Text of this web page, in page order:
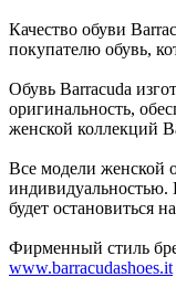
Качество обуви
покупателю обувь,
Обувь Barracuda
оригинальность,
женской коллекций
Все модели женской
индивидуальностью.
будет остановиться
Фирменный стиль
www.barracudashoes.it